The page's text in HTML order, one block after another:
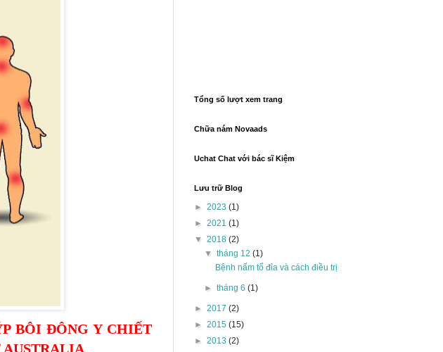
BÔI ĐÔNG Y CHIẾT
Tổng số lượt xem trang
Chữa nám Novaads
Uchat Chat với bác sĩ Kiệm
Lưu trữ Blog
► 2023 (1)
► 2021 (1)
▼ 2018 (2)
▼tháng 12(1)
Bệnh nấm tổ đỉa và cách điều trị
►tháng 6(1)
► 2017 (2)
► 2015 (15)
► 2013 (2)